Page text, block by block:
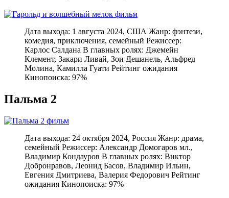
Дата выхода: 1 августа 2024, США Жанр: фэнтези,
комедия, приключения, семейный Режиссер:
Карлос Салдана В главных ролях: Джемейн
Клемент, Закари Ливай, Зои Дешанель, Альфред
Молина, Камилла Гуати Рейтинг ожидания
Кинопоиска: 97%
Пальма 2
Дата выхода: 24 октября 2024, Россия Жанр: драма,
семейный Режиссер: Александр Домогаров мл.,
Владимир Кондауров В главных ролях: Виктор
Добронравов, Леонид Басов, Владимир Ильин,
Евгения Дмитриева, Валерия Федорович Рейтинг
ожидания Кинопоиска: 97%